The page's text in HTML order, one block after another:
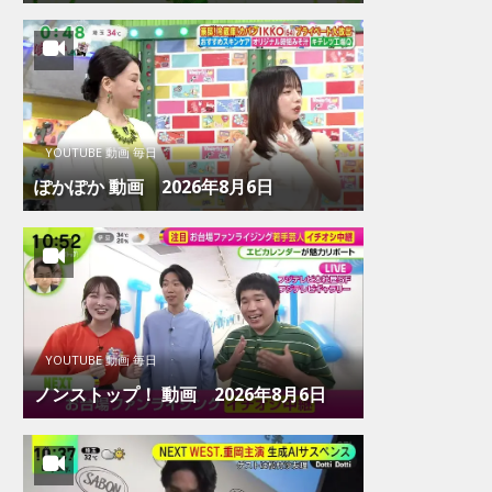
YOUTUBE 動画 毎日
ぽかぽか 動画 2026年8月6日
YOUTUBE 動画 毎日
ノンストップ！ 動画 2026年8月6日